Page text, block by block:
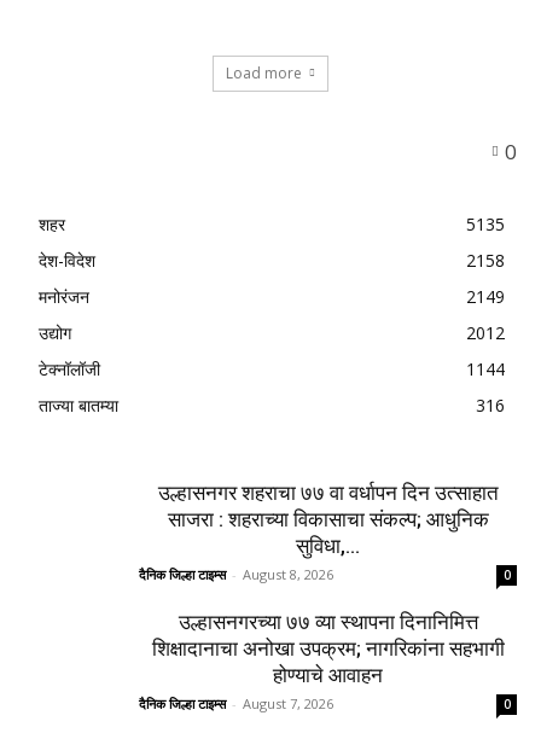
Load more
0
शहर
5135
देश-विदेश
2158
मनोरंजन
2149
उद्योग
2012
टेक्नॉलॉजी
1144
ताज्या बातम्या
316
उल्हासनगर शहराचा ७७ वा वर्धापन दिन उत्साहात
साजरा : शहराच्या विकासाचा संकल्प; आधुनिक
सुविधा,...
दैनिक जिल्हा टाइम्स - August 8, 2026 0
उल्हासनगरच्या ७७ व्या स्थापना दिनानिमित्त
शिक्षादानाचा अनोखा उपक्रम; नागरिकांना सहभागी
होण्याचे आवाहन
दैनिक जिल्हा टाइम्स - August 7, 2026 0